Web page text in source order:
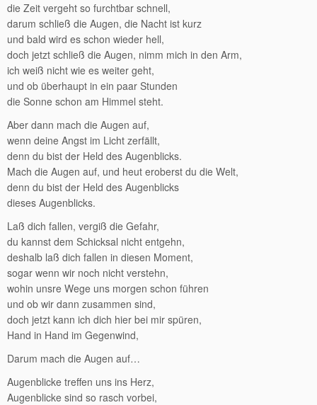
die Zeit vergeht so furchtbar schnell,
darum schließ die Augen, die Nacht ist kurz
und bald wird es schon wieder hell,
doch jetzt schließ die Augen, nimm mich in den Arm,
ich weiß nicht wie es weiter geht,
und ob überhaupt in ein paar Stunden
die Sonne schon am Himmel steht.
Aber dann mach die Augen auf,
wenn deine Angst im Licht zerfällt,
denn du bist der Held des Augenblicks.
Mach die Augen auf, und heut eroberst du die Welt,
denn du bist der Held des Augenblicks
dieses Augenblicks.
Laß dich fallen, vergiß die Gefahr,
du kannst dem Schicksal nicht entgehn,
deshalb laß dich fallen in diesen Moment,
sogar wenn wir noch nicht verstehn,
wohin unsre Wege uns morgen schon führen
und ob wir dann zusammen sind,
doch jetzt kann ich dich hier bei mir spüren,
Hand in Hand im Gegenwind,
Darum mach die Augen auf…
Augenblicke treffen uns ins Herz,
Augenblicke sind so rasch vorbei,